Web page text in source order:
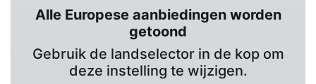
Alle Europese aanbiedingen worden
getoond
Gebruik de landselector in de kop om
deze instelling te wijzigen.